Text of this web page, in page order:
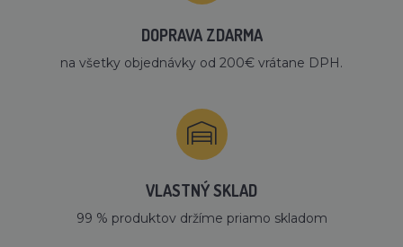
DOPRAVA ZDARMA
na všetky objednávky od 200€ vrátane DPH.
VLASTNÝ SKLAD
99 % produktov držíme priamo skladom